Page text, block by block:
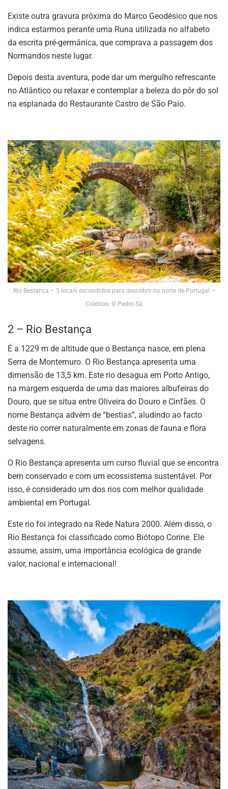
Existe outra gravura próxima do Marco Geodésico que nos
indica estarmos perante uma Runa utilizada no alfabeto
da escrita pré-germânica, que comprava a passagem dos
Normandos neste lugar.
Depois desta aventura, pode dar um mergulho refrescante
no Atlântico ou relaxar e contemplar a beleza do pôr do sol
na esplanada do Restaurante Castro de São Paio.
Rio Bestança – 5 locais escondidos para descobrir no norte de Portugal –
Créditos: © Pedro Sá
2 – Rio Bestança
É a 1229 m de altitude que o Bestança nasce, em plena
Serra de Montemuro. O Rio Bestança apresenta uma
dimensão de 13,5 km. Este rio desagua em Porto Antigo,
na margem esquerda de uma das maiores albufeiras do
Douro, que se situa entre Oliveira do Douro e Cinfães. O
nome Bestança advém de “bestias”, aludindo ao facto
deste rio correr naturalmente em zonas de fauna e flora
selvagens.
O Rio Bestança apresenta um curso fluvial que se encontra
bem conservado e com um ecossistema sustentável. Por
isso, é considerado um dos rios com melhor qualidade
ambiental em Portugal.
Este rio foi integrado na Rede Natura 2000. Além disso, o
Rio Bestança foi classificado como Biótopo Corine. Ele
assume, assim, uma importância ecológica de grande
valor, nacional e internacional!